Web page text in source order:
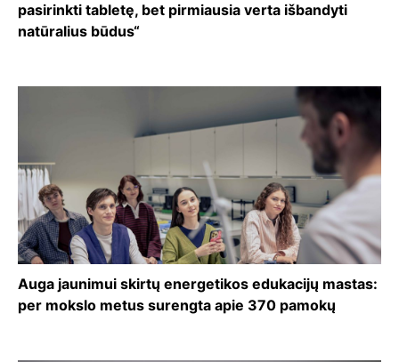
pasirinkti tabletę, bet pirmiausia verta išbandyti
natūralius būdus“
Auga jaunimui skirtų energetikos edukacijų mastas:
per mokslo metus surengta apie 370 pamokų